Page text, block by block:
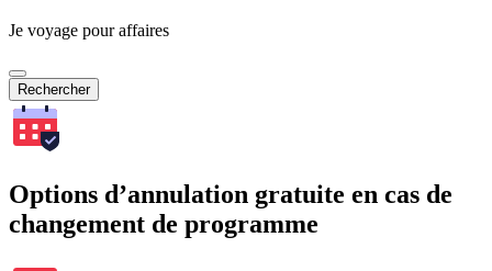
Je voyage pour affaires
Rechercher
Options d’annulation gratuite en cas de
changement de programme